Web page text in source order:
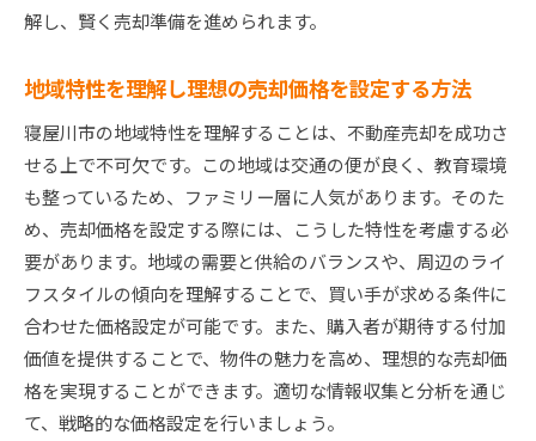
地域特性に基づく適切なプライシング戦略
地域特性を活かした効果的なプロモーション法
地元の買い手を惹きつけるアプローチ
寝屋川市不動産市場の最新トレンドを知る
手数料を抑えつつ寝屋川市での不動産を高く売る方
法
市場価値を維持しながら手数料を見直す
効果的なマーケティング戦略で売却価格を最大
化
プロフェッショナル写真撮影の重要性
物件の見せ方で売却価格を引き上げるコツ
解し、賢く売却準備を進められます。
地域特性を理解し理想の売却価格を設定する方法
寝屋川市の地域特性を理解することは、不動産売却を成功さ
せる上で不可欠です。この地域は交通の便が良く、教育環境
も整っているため、ファミリー層に人気があります。そのた
め、売却価格を設定する際には、こうした特性を考慮する必
要があります。地域の需要と供給のバランスや、周辺のライ
フスタイルの傾向を理解することで、買い手が求める条件に
合わせた価格設定が可能です。また、購入者が期待する付加
価値を提供することで、物件の魅力を高め、理想的な売却価
格を実現することができます。適切な情報収集と分析を通じ
て、戦略的な価格設定を行いましょう。